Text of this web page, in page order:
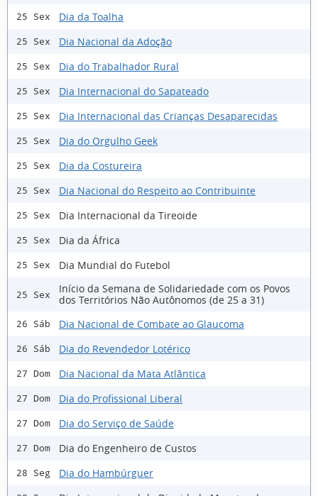
25 Sex Dia da Toalha
25 Sex Dia Nacional da Adoção
25 Sex Dia do Trabalhador Rural
25 Sex Dia Internacional do Sapateado
25 Sex Dia Internacional das Crianças Desaparecidas
25 Sex Dia do Orgulho Geek
25 Sex Dia da Costureira
25 Sex Dia Nacional do Respeito ao Contribuinte
25 Sex Dia Internacional da Tireoide
25 Sex Dia da África
25 Sex Dia Mundial do Futebol
25 Sex
Início da Semana de Solidariedade com os Povos
dos Territórios Não Autônomos (de 25 a 31)
26 Sáb Dia Nacional de Combate ao Glaucoma
26 Sáb Dia do Revendedor Lotérico
27 Dom Dia Nacional da Mata Atlântica
27 Dom Dia do Profissional Liberal
27 Dom Dia do Serviço de Saúde
27 Dom Dia do Engenheiro de Custos
28 Seg Dia do Hambúrguer